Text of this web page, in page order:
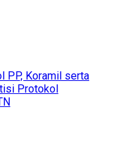
PP, Koramil serta
Protokol